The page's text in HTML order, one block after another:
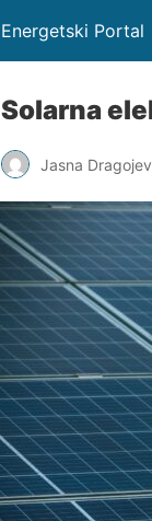
Energetski Portal
Solarna
Jasna